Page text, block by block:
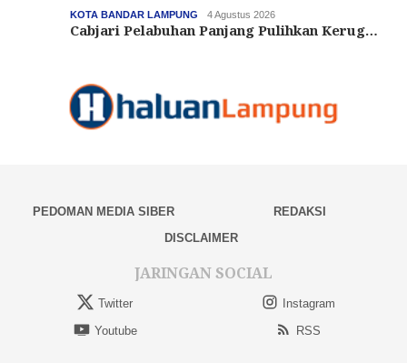
KOTA BANDAR LAMPUNG 4 Agustus 2026
Cabjari Pelabuhan Panjang Pulihkan Kerug…
PEDOMAN MEDIA SIBER
REDAKSI
DISCLAIMER
JARINGAN SOCIAL
Twitter
Instagram
Youtube
RSS